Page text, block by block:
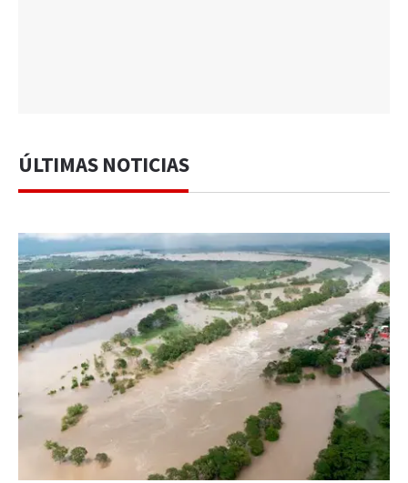
ÚLTIMAS NOTICIAS